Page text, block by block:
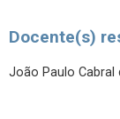
Docente(s)
João Paulo Cabral